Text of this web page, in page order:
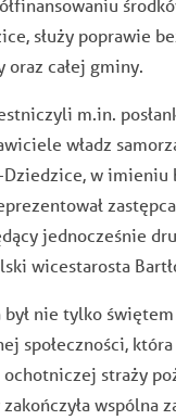
służy poprawie
oraz całej gminy.
m.in.
władz
Dziedzice, w imieniu
jednocześnie
wicestarosta
nie tylko
społeczności,
ochotniczej straży
wspólna